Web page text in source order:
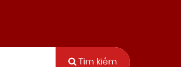
Tìm kiếm